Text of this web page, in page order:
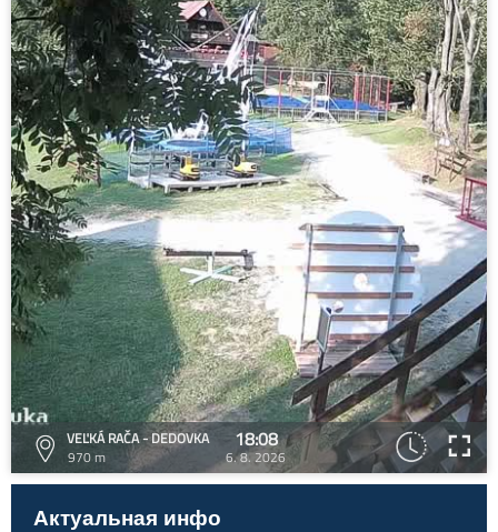
VEĽKÁ RAČA - DEDOVKA
970 m
18:08
6. 8. 2026
Актуальная инфо